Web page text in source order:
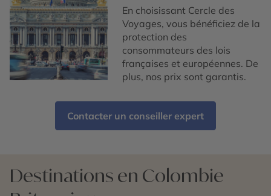
En choisissant Cercle des
Voyages, vous bénéficiez de la
protection des
consommateurs des lois
françaises et européennes. De
plus, nos prix sont garantis.
Contacter un conseiller expert
Destinations en Colombie